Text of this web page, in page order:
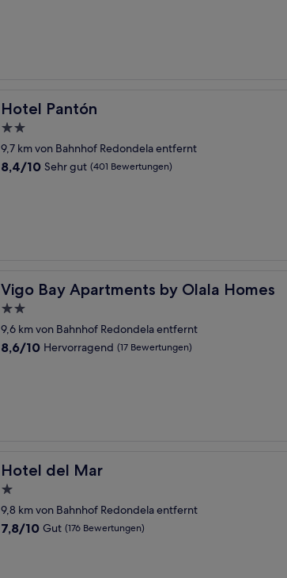
Hotel Pantón
Hotel Pantón
2.0-
Sterne-
Unterkunft
9,7 km von Bahnhof Redondela entfernt
8.4
8,4/10 Sehr gut (401 Bewertungen)
Vigo Bay Apartments by Olala Homes
Vigo Bay Apartments by Olala Homes
2.0-
Sterne-
Unterkunft
9,6 km von Bahnhof Redondela entfernt
8.6
8,6/10 Hervorragend (17 Bewertungen)
Hotel del Mar
Hotel del Mar
1.0-
Stern-
Unterkunft
9,8 km von Bahnhof Redondela entfernt
7.8
7,8/10 Gut (176 Bewertungen)